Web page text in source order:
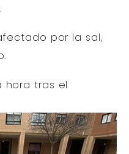
afectado por la sal,
hora tras el